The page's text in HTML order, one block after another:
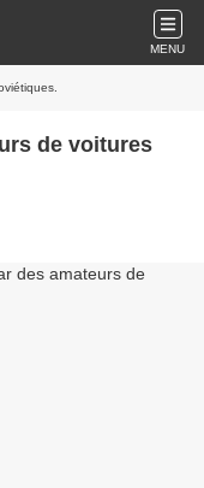
MENU
de voitures